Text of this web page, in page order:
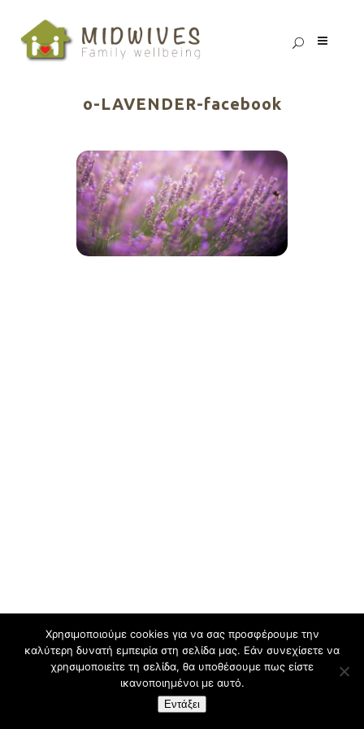
o-LAVENDER-facebook
Design By:CustomView
Χρησιμοποιούμε cookies για να σας προσφέρουμε την
καλύτερη δυνατή εμπειρία στη σελίδα μας. Εάν συνεχίσετε να
χρησιμοποιείτε τη σελίδα, θα υποθέσουμε πως είστε
ικανοποιημένοι με αυτό.
Εντάξει